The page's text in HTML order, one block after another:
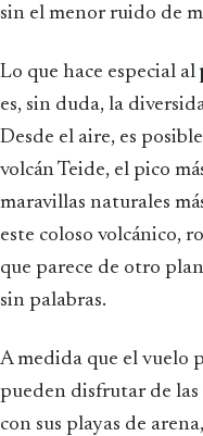
sin el menor ruido de
Lo que hace especial al
es, sin duda, la
Desde el aire, es
volcán Teide, el pico
maravillas naturales
este coloso volcánico,
que parece de otro
sin palabras.
A medida que el vuelo
pueden disfrutar de las
con sus playas de